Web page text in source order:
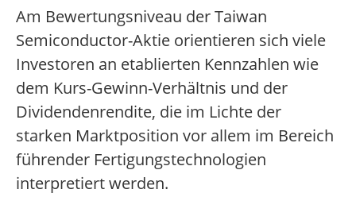
Am Bewertungsniveau der Taiwan
Semiconductor-Aktie orientieren sich viele
Investoren an etablierten Kennzahlen wie
dem Kurs-Gewinn-Verhältnis und der
Dividendenrendite, die im Lichte der
starken Marktposition vor allem im Bereich
führender Fertigungstechnologien
interpretiert werden.